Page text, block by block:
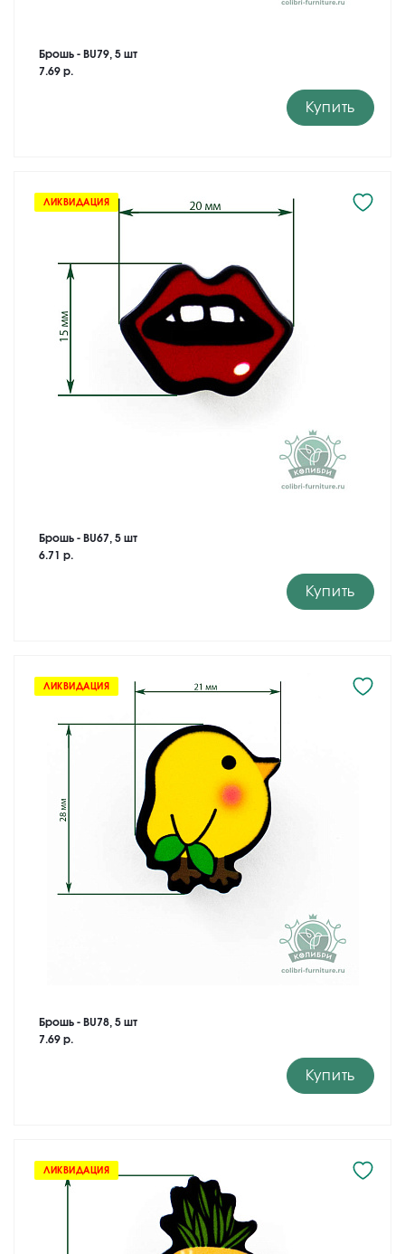
Брошь - BU79, 5 шт
7.69 р.
Купить
ЛИКВИДАЦИЯ
Брошь - BU67, 5 шт
6.71 р.
Купить
ЛИКВИДАЦИЯ
Брошь - BU78, 5 шт
7.69 р.
Купить
ЛИКВИДАЦИЯ